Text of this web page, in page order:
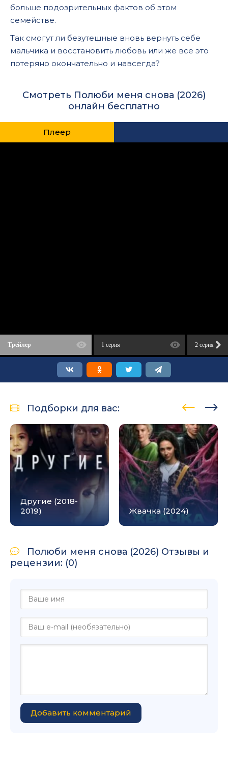
больше подозрительных фактов об этом
семействе.
Так смогут ли безутешные вновь вернуть себе
мальчика и восстановить любовь или же все это
потеряно окончательно и навсегда?
Смотреть Полюби меня снова (2026)
онлайн бесплатно
Плеер
Трейлер 1 серия 2 серия
Подборки для вас:
Другие (2018-
2019)
Жвачка (2024)
Полюби меня снова (2026) Отзывы и
рецензии: (0)
Добавить комментарий